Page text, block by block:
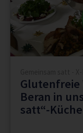
Glutenfreie
Beran in
satt“-Küche